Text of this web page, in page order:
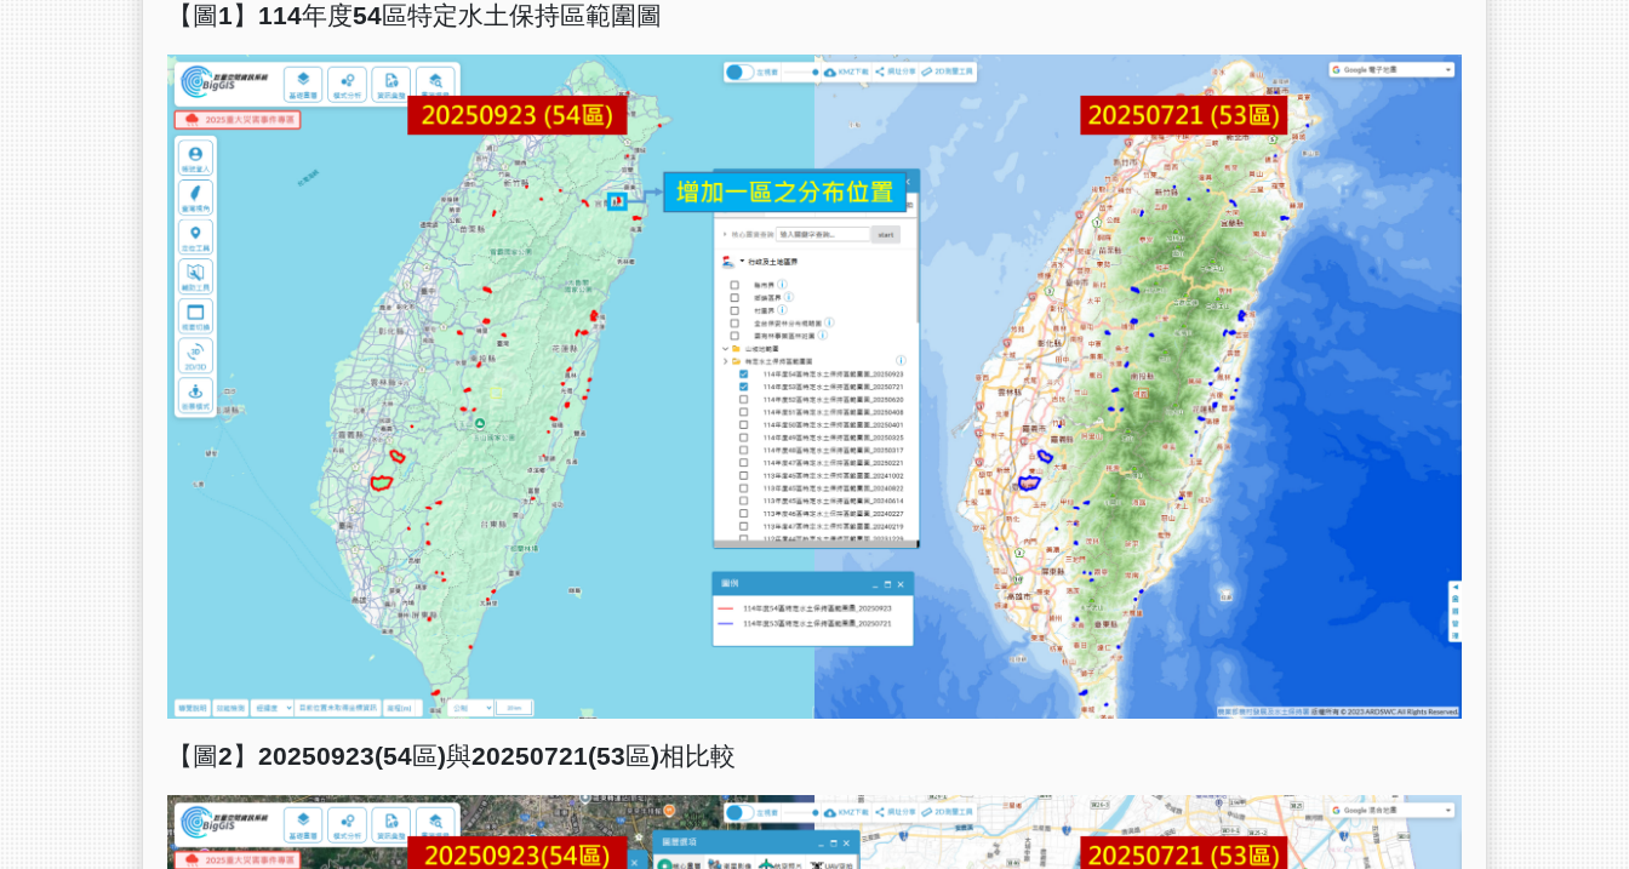
【圖1】 114年度54區特定水土保持區範圍圖
【圖2】 20250923(54區)與20250721(53區)相比較